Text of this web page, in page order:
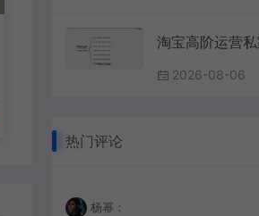
2026-08-06
热门评论
杨幂：